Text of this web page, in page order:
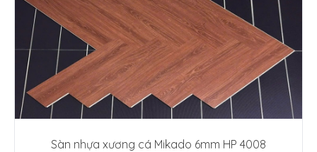
Sàn nhựa xương cá Mikado 6mm HP 4008